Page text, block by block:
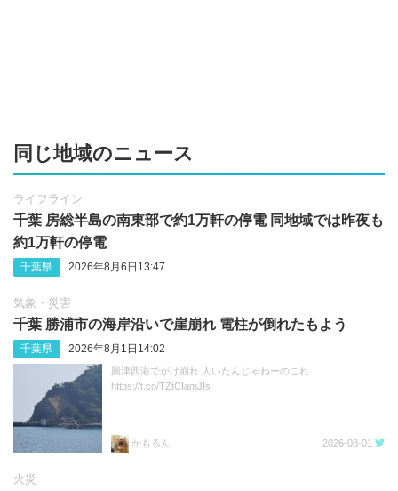
同じ地域のニュース
ライフライン
千葉 房総半島の南東部で約1万軒の停電 同地域では昨夜も
約1万軒の停電
千葉県 2026年8月6日13:47
気象・災害
千葉 勝浦市の海岸沿いで崖崩れ 電柱が倒れたもよう
千葉県 2026年8月1日14:02
興津西港でがけ崩れ 人いたんじゃねーのこれ
https://t.co/TZtCIamJIs
かもるん 2026-08-01
火災